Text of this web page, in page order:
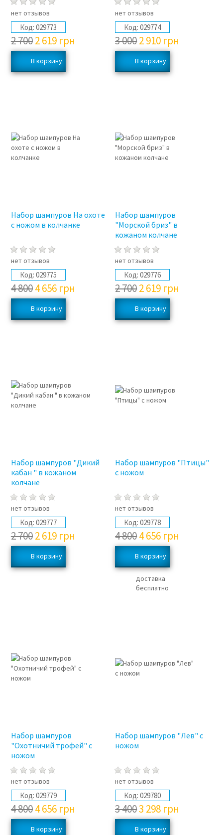
нет отзывов
Код: 029773
2 7002 619 грн
нет отзывов
Код: 029774
3 0002 910 грн
Набор шампуров На охоте
с ножом в колчанке
нет отзывов
Код: 029775
4 8004 656 грн
Набор шампуров
"Морской бриз" в
кожаном колчане
нет отзывов
Код: 029776
2 7002 619 грн
Набор шампуров "Дикий
кабан " в кожаном
колчане
нет отзывов
Код: 029777
2 7002 619 грн
Набор шампуров "Птицы"
с ножом
нет отзывов
Код: 029778
4 8004 656 грн
доставка
бесплатно
Набор шампуров
"Охотничий трофей" с
ножом
нет отзывов
Код: 029779
4 8004 656 грн
Набор шампуров "Лев" с
ножом
нет отзывов
Код: 029780
3 4003 298 грн